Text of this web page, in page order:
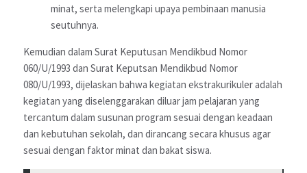
minat, serta melengkapi upaya pembinaan manusia
seutuhnya.
Kemudian dalam Surat Keputusan Mendikbud Nomor
060/U/1993 dan Surat Keputsan Mendikbud Nomor
080/U/1993, dijelaskan bahwa kegiatan ekstrakurikuler adalah
kegiatan yang diselenggarakan diluar jam pelajaran yang
tercantum dalam susunan program sesuai dengan keadaan
dan kebutuhan sekolah, dan dirancang secara khusus agar
sesuai dengan faktor minat dan bakat siswa.